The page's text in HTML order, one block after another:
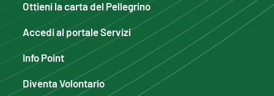
Ottieni la carta del Pellegrino
Accedi al portale Servizi
Info Point
Diventa Volontario